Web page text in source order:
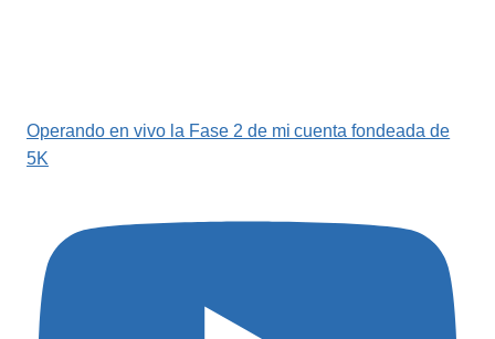
Operando en vivo la Fase 2 de mi cuenta fondeada de
5K